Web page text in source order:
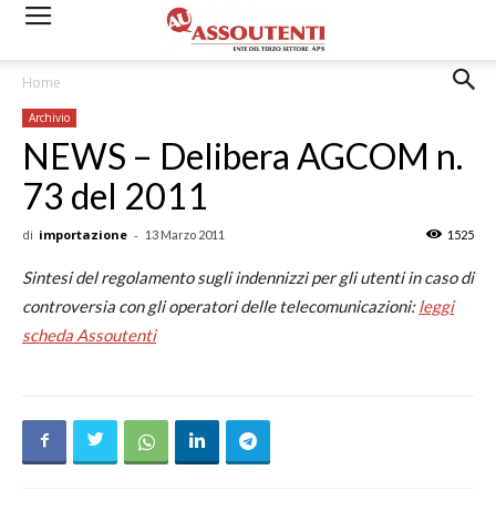
Home
Archivio
NEWS – Delibera AGCOM n.
73 del 2011
di importazione - 13 Marzo 2011 1525
Sintesi del regolamento sugli indennizzi per gli utenti in caso di
controversia con gli operatori delle telecomunicazioni:leggi
scheda Assoutenti